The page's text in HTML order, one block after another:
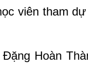
viên tham
Hoàn